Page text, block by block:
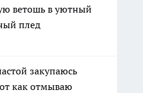
ветошь в уютный
плед
закупаюсь
как отмываю